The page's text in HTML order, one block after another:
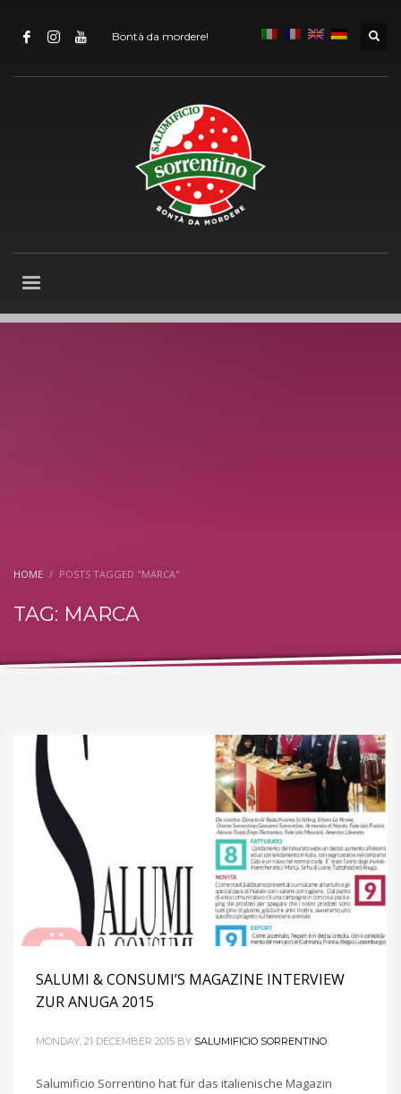
Bontà da mordere!
HOME POSTS TAGGED "MARCA"
TAG: MARCA
SALUMI & CONSUMI’S MAGAZINE INTERVIEW
ZUR ANUGA 2015
MONDAY, 21 DECEMBER 2015 BY SALUMIFICIO SORRENTINO
Salumificio Sorrentino hat für das italienische Magazin